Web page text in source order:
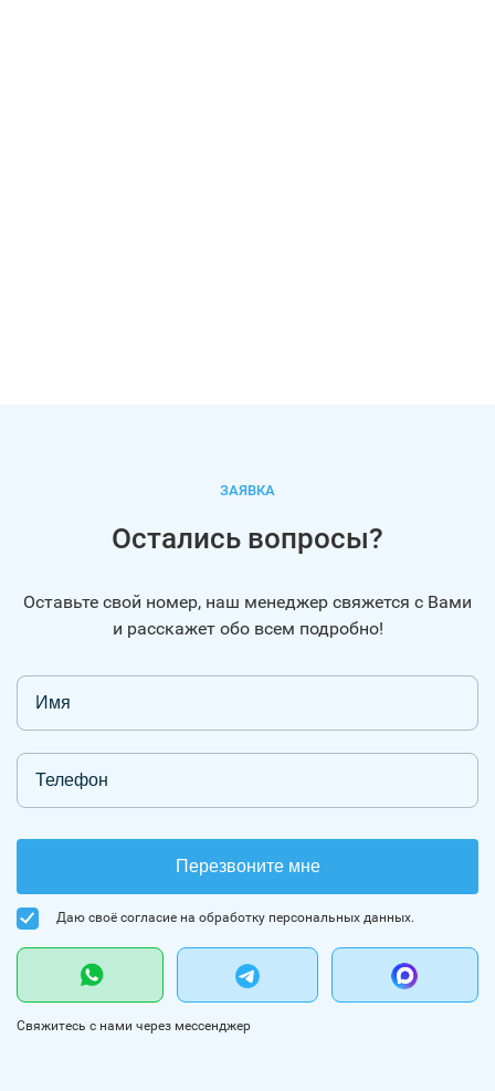
ЗАЯВКА
Остались вопросы?
Оставьте свой номер, наш менеджер свяжется с Вами
и расскажет обо всем подробно!
Свяжитесь с нами через мессенджер
Перезвоните мне
Даю своё согласие на обработку персональных данных.